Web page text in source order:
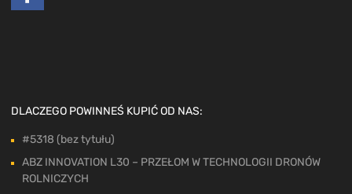
DLACZEGO POWINNEŚ KUPIĆ OD NAS:
#5318 (bez tytułu)
ABZ INNOVATION L30 – PRZEŁOM W TECHNOLOGII DRONÓW
ROLNICZYCH